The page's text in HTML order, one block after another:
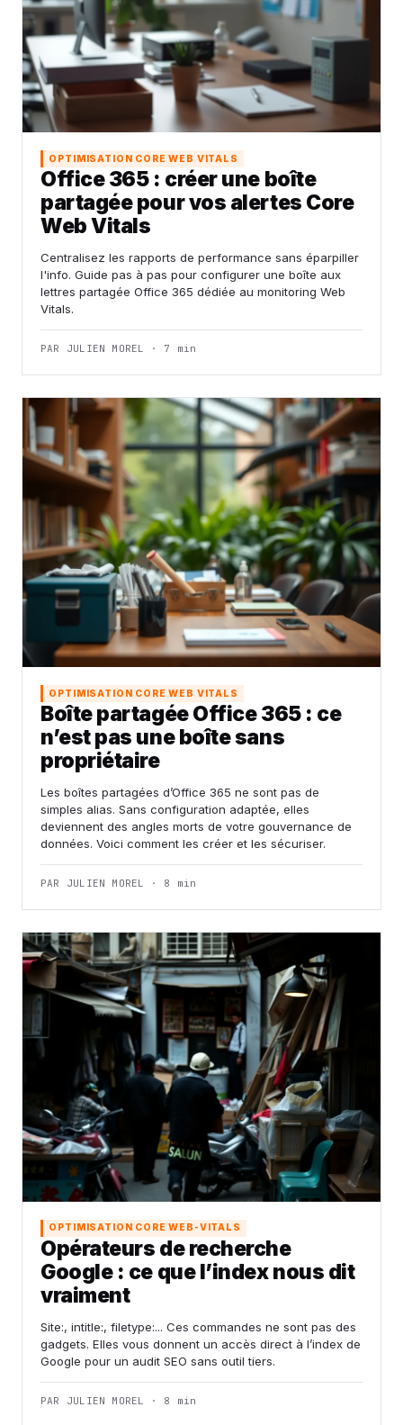
OPTIMISATION CORE WEB VITALS
Office 365 : créer une boîte
partagée pour vos alertes Core
Web Vitals
Centralisez les rapports de performance sans éparpiller
l'info. Guide pas à pas pour configurer une boîte aux
lettres partagée Office 365 dédiée au monitoring Web
Vitals.
PAR JULIEN MOREL · 7 min
OPTIMISATION CORE WEB VITALS
Boîte partagée Office 365 : ce
n’est pas une boîte sans
propriétaire
Les boîtes partagées d’Office 365 ne sont pas de
simples alias. Sans configuration adaptée, elles
deviennent des angles morts de votre gouvernance de
données. Voici comment les créer et les sécuriser.
PAR JULIEN MOREL · 8 min
OPTIMISATION CORE WEB-VITALS
Opérateurs de recherche
Google : ce que l’index nous dit
vraiment
Site:, intitle:, filetype:... Ces commandes ne sont pas des
gadgets. Elles vous donnent un accès direct à l’index de
Google pour un audit SEO sans outil tiers.
PAR JULIEN MOREL · 8 min